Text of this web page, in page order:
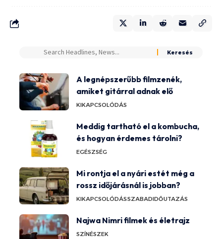
A legnépszerűbb filmzenék,
amiket gitárral adnak elő
KIKAPCSOLÓDÁS
Meddig tartható el a kombucha,
és hogyan érdemes tárolni?
EGÉSZSÉG
Mi rontja el a nyári estét még a
rossz időjárásnál is jobban?
KIKAPCSOLÓDÁSSZABADIDŐUTAZÁS
Najwa Nimri filmek és életrajz
SZÍNÉSZEK